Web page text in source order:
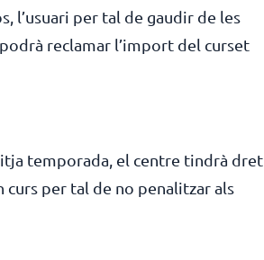
l’usuari per tal de gaudir de les
reclamar l’import del curset
temporada, el centre tindrà dret
per tal de no penalitzar als